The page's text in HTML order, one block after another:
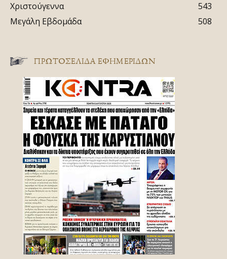
Χριστούγεννα
543
Μεγάλη Εβδομάδα
508
ΠΡΩΤΟΣΈΛΙΔΑ ΕΦΗΜΕΡΊΔΩΝ